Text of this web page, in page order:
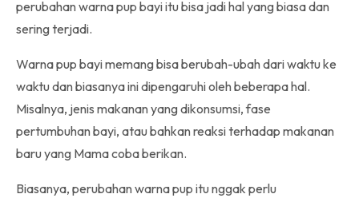
perubahan warna pup bayi itu bisa jadi hal yang biasa dan
sering terjadi.
Warna pup bayi memang bisa berubah-ubah dari waktu ke
waktu dan biasanya ini dipengaruhi oleh beberapa hal.
Misalnya, jenis makanan yang dikonsumsi, fase
pertumbuhan bayi, atau bahkan reaksi terhadap makanan
baru yang Mama coba berikan.
Biasanya, perubahan warna pup itu nggak perlu